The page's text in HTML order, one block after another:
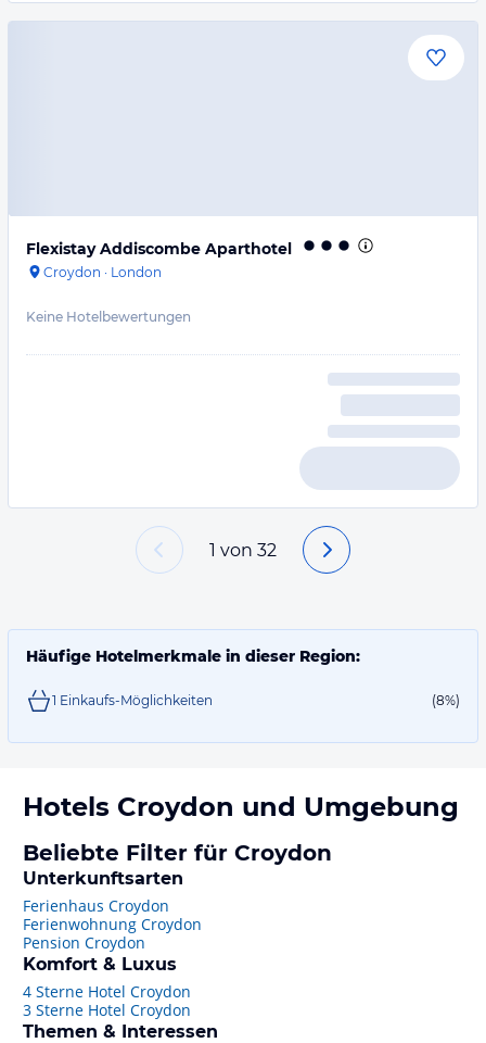
Flexistay Addiscombe Aparthotel
Croydon · London
Keine Hotelbewertungen
1 von 32
Häufige Hotelmerkmale in dieser Region:
1 Einkaufs-Möglichkeiten (8%)
Hotels Croydon und Umgebung
Beliebte Filter für Croydon
Unterkunftsarten
Ferienhaus Croydon
Ferienwohnung Croydon
Pension Croydon
Komfort & Luxus
4 Sterne Hotel Croydon
3 Sterne Hotel Croydon
Themen & Interessen